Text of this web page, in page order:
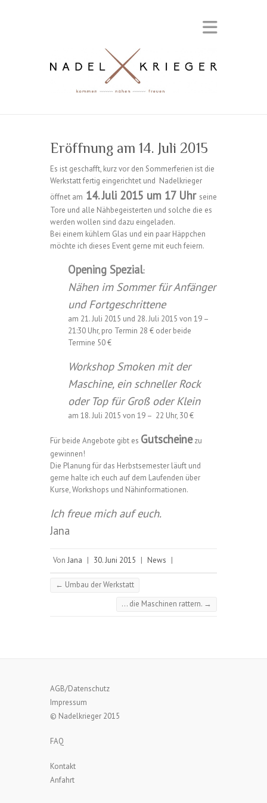
Eröffnung am 14. Juli 2015
Es ist geschafft, kurz vor den Sommerferien ist die
Werkstatt fertig eingerichtet und Nadelkrieger
öffnet am 14. Juli 2015 um 17 Uhr seine
Tore und alle Nähbegeisterten und solche die es
werden wollen sind dazu eingeladen.
Bei einem kühlem Glas und ein paar Häppchen
möchte ich dieses Event gerne mit euch feiern.
Opening Spezial:
Nähen im Sommer für Anfänger
und Fortgeschrittene
am 21. Juli 2015 und 28. Juli 2015 von 19 –
21:30 Uhr, pro Termin 28 € oder beide
Termine 50 €
Workshop Smoken mit der
Maschine, ein schneller Rock
oder Top für Groß oder Klein
am 18. Juli 2015 von 19 – 22 Uhr, 30 €
Für beide Angebote gibt es Gutscheinezu
gewinnen!
Die Planung für das Herbstsemester läuft und
gerne halte ich euch auf dem Laufenden über
Kurse, Workshops und Nähinformationen.
Ich freue mich auf euch.
Jana
Von Jana | 30. Juni 2015 | News |
← Umbau der Werkstatt
… die Maschinen rattern. →
AGB/Datenschutz
Impressum
© Nadelkrieger 2015
FAQ
Kontakt
Anfahrt